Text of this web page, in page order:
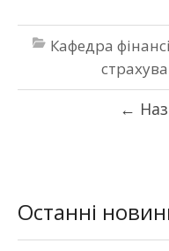
Кафедра
←
Останні